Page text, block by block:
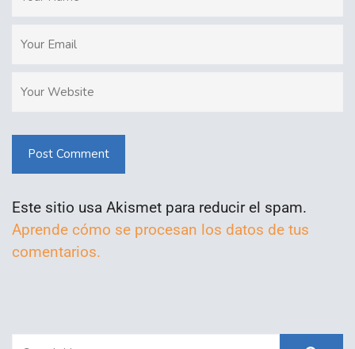
Post Comment
Este sitio usa Akismet para reducir el spam.
Aprende cómo se procesan los datos de tus
comentarios.